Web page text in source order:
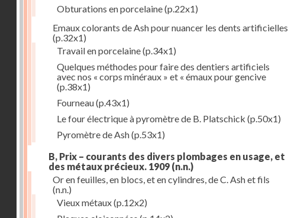
Obturations en porcelaine(p.22x1)
Emaux colorants de Ash pour nuancer les dents artificielles
(p.32x1)
Travail en porcelaine(p.34x1)
Quelques méthodes pour faire des dentiers artificiels
avec nos « corps minéraux » et « émaux pour gencive
(p.38x1)
Fourneau(p.43x1)
Le four électrique à pyromètre de B. Platschick (p.50x1)
Pyromètre de Ash(p.53x1)
B, Prix – courants des divers plombages en usage, et
des métaux précieux. 1909 (n.n.)
Or en feuilles, en blocs, et en cylindres, de C. Ash et fils
(n.n.)
Vieux métaux(p.12x2)